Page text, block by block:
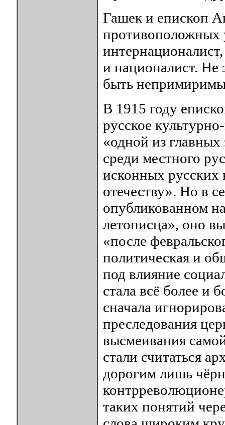
Гашек и епископ
противоположных
и националист. Не
быть
В 1915 году
русское
«одной из главных
среди местного
исконных русских
отечеству». Но в
опубликованном
летописца», оно
«после
политическая и
под влияние
стала всё более и
сначала
преследования
высмеивания
стали считаться
дорогим лишь
таких понятий